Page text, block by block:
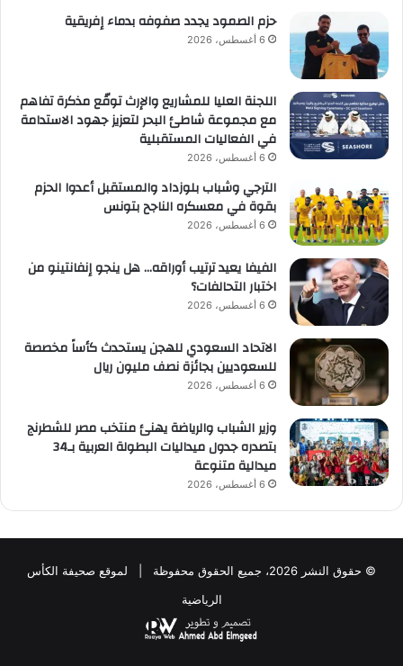
حزم الصمود يجدد صفوفه بدماء إفريقية
6 أغسطس، 2026
اللجنة العليا للمشاريع والإرث توقّع مذكرة تفاهم
مع مجموعة شاطئ البحر لتعزيز جهود الاستدامة
في الفعاليات المستقبلية
6 أغسطس، 2026
الترجي وشباب بلوزداد والمستقبل أعدوا الحزم
بقوة في معسكره الناجح بتونس
6 أغسطس، 2026
الفيفا يعيد ترتيب أوراقه… هل ينجو إنفانتينو من
اختبار التحالفات؟
6 أغسطس، 2026
الاتحاد السعودي للهجن يستحدث كأساً مخصصة
للسعوديين بجائزة نصف مليون ريال
6 أغسطس، 2026
وزير الشباب والرياضة يهنئ منتخب مصر للشطرنج
بتصدره جدول ميداليات البطولة العربية بـ34
ميدالية متنوعة
6 أغسطس، 2026
© حقوق النشر 2026، جميع الحقوق محفوظة | لموقع صحيفة الكأس
الرياضية